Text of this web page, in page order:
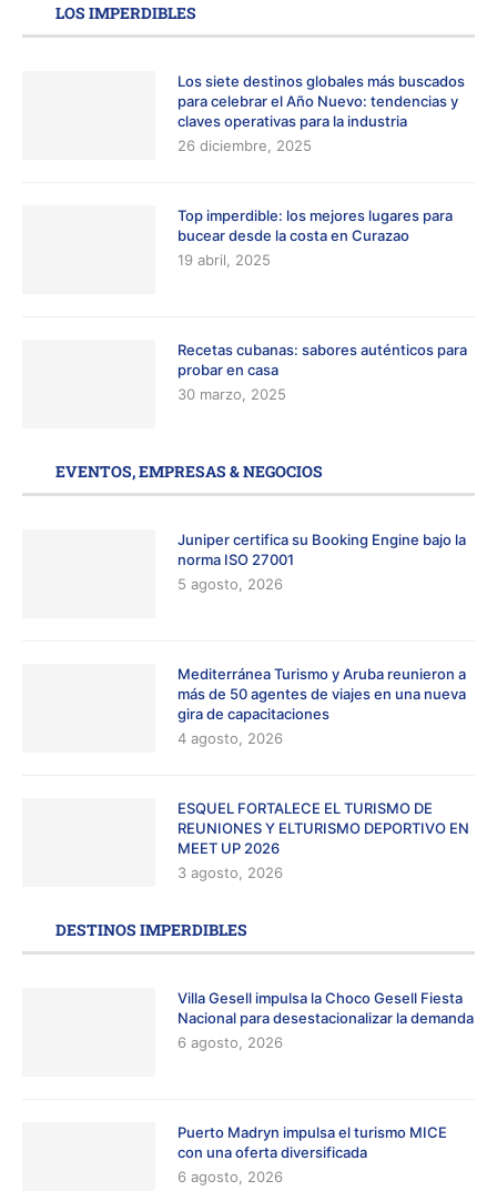
LOS IMPERDIBLES
Los siete destinos globales más buscados
para celebrar el Año Nuevo: tendencias y
claves operativas para la industria
26 diciembre, 2025
Top imperdible: los mejores lugares para
bucear desde la costa en Curazao
19 abril, 2025
Recetas cubanas: sabores auténticos para
probar en casa
30 marzo, 2025
EVENTOS, EMPRESAS & NEGOCIOS
Juniper certifica su Booking Engine bajo la
norma ISO 27001
5 agosto, 2026
Mediterránea Turismo y Aruba reunieron a
más de 50 agentes de viajes en una nueva
gira de capacitaciones
4 agosto, 2026
ESQUEL FORTALECE EL TURISMO DE
REUNIONES Y ELTURISMO DEPORTIVO EN
MEET UP 2026
3 agosto, 2026
DESTINOS IMPERDIBLES
Villa Gesell impulsa la Choco Gesell Fiesta
Nacional para desestacionalizar la demanda
6 agosto, 2026
Puerto Madryn impulsa el turismo MICE
con una oferta diversificada
6 agosto, 2026